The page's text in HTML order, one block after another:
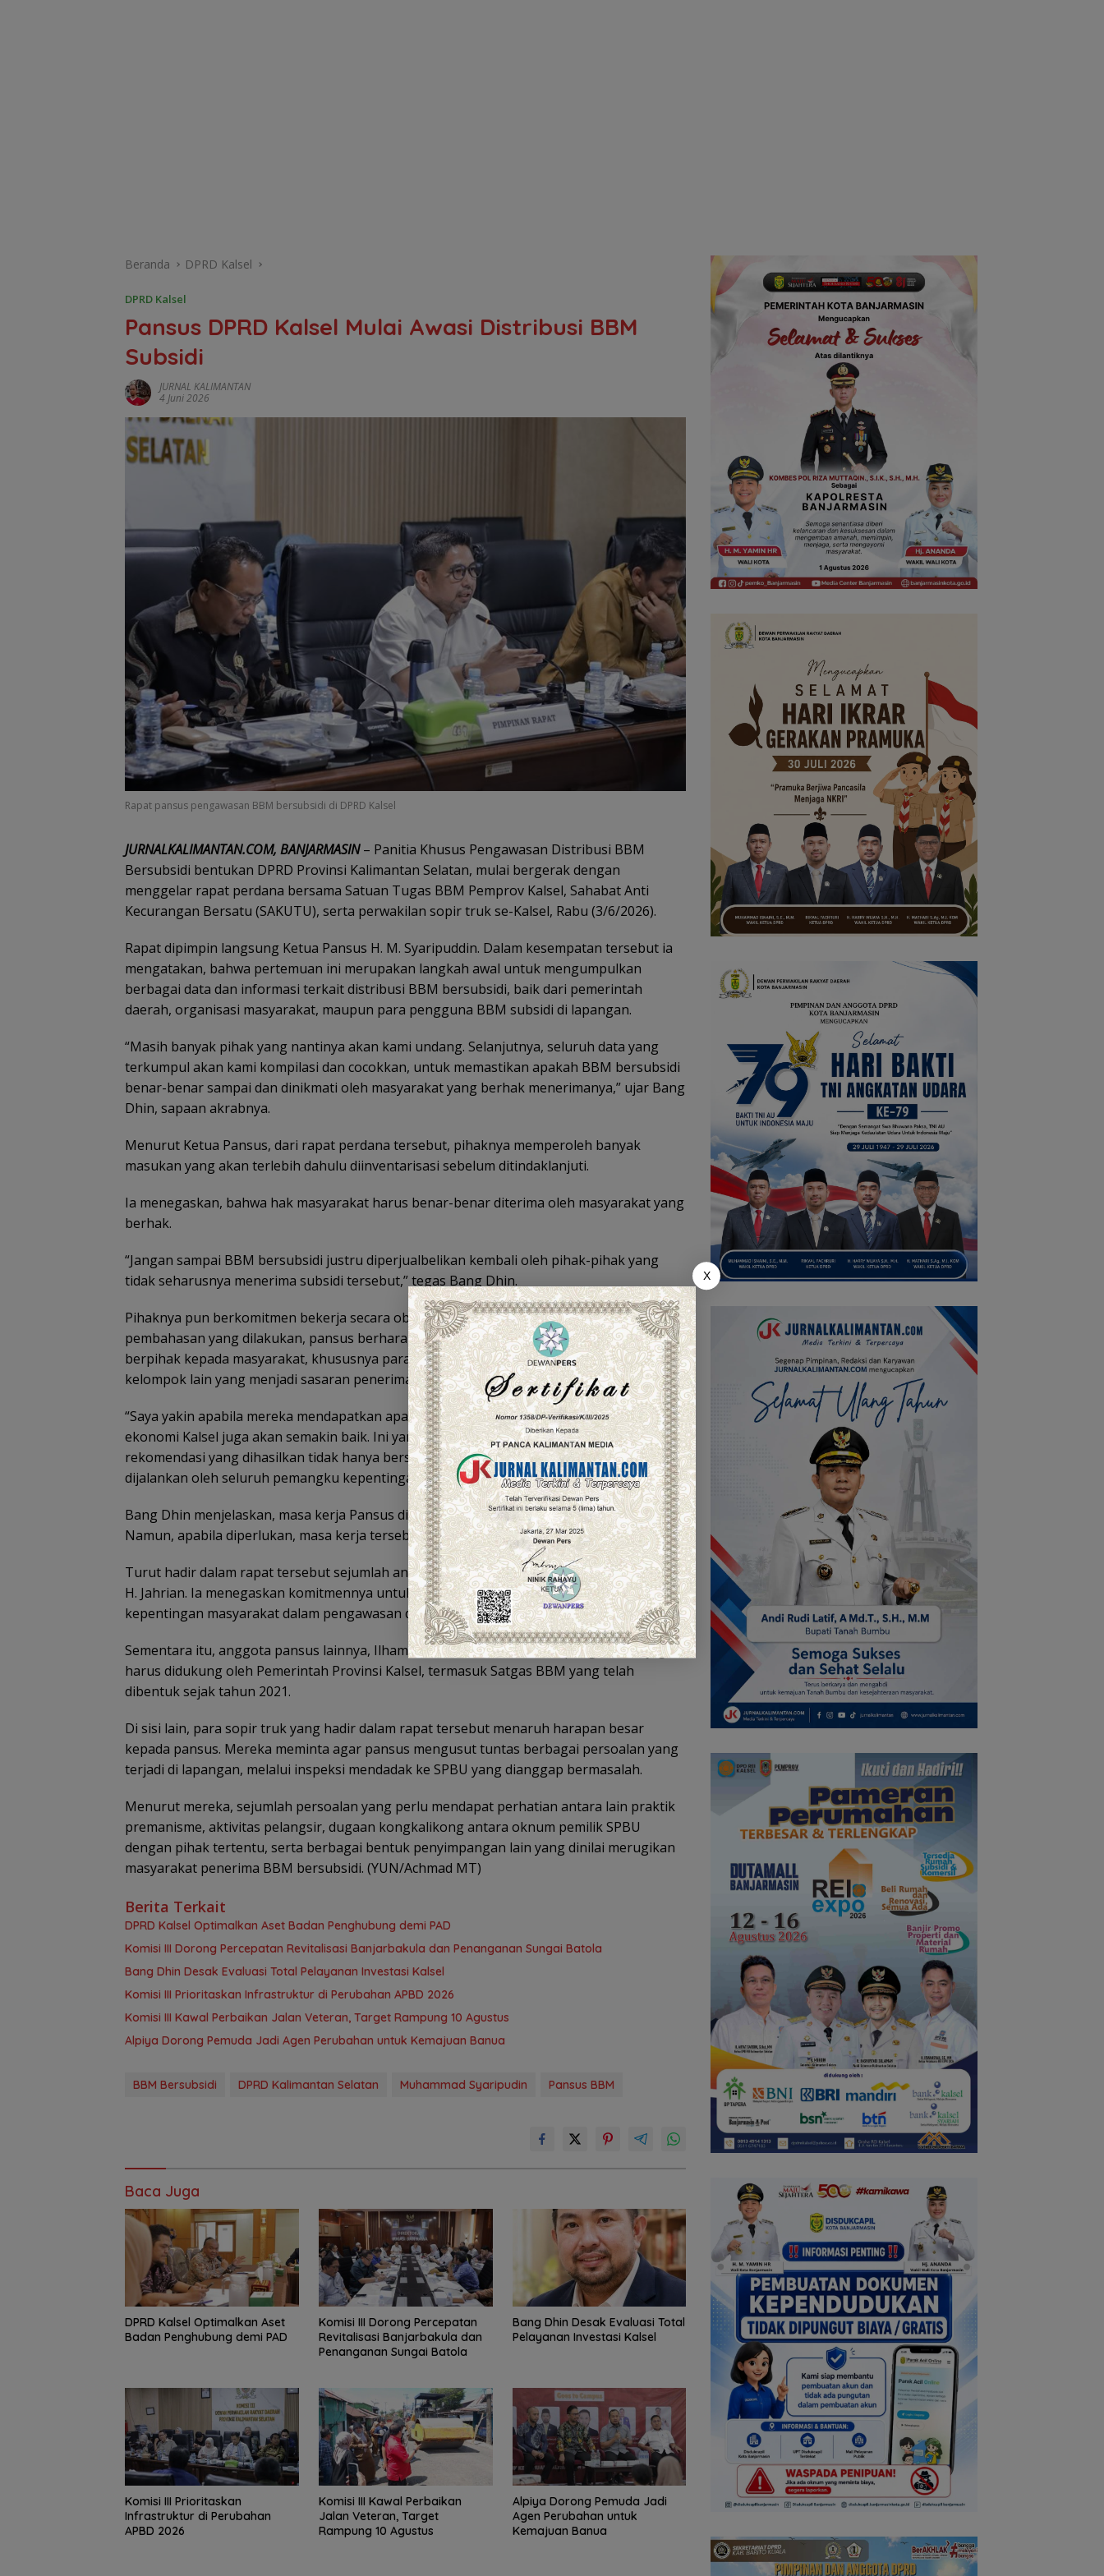
Beranda DPRD Kalsel
DPRD Kalsel
Pansus DPRD Kalsel Mulai Awasi Distribusi BBM
Subsidi
JURNAL KALIMANTAN
4 Juni 2026
Rapat pansus pengawasan BBM bersubsidi di DPRD Kalsel
JURNALKALIMANTAN.COM, BANJARMASIN– Panitia Khusus Pengawasan Distribusi BBM
Bersubsidi bentukan DPRD Provinsi Kalimantan Selatan, mulai bergerak dengan
menggelar rapat perdana bersama Satuan Tugas BBM Pemprov Kalsel, Sahabat Anti
Kecurangan Bersatu (SAKUTU), serta perwakilan sopir truk se-Kalsel, Rabu (3/6/2026).
‎Rapat dipimpin langsung Ketua Pansus H. M. Syaripuddin. ‎Dalam kesempatan tersebut ia
mengatakan, bahwa pertemuan ini merupakan langkah awal untuk mengumpulkan
berbagai data dan informasi terkait distribusi BBM bersubsidi, baik dari pemerintah
daerah, organisasi masyarakat, maupun para pengguna BBM subsidi di lapangan.
‎“Masih banyak pihak yang nantinya akan kami undang. Selanjutnya, seluruh data yang
terkumpul akan kami kompilasi dan cocokkan, untuk memastikan apakah BBM bersubsidi
benar-benar sampai dan dinikmati oleh masyarakat yang berhak menerimanya,” ujar Bang
Dhin, sapaan akrabnya.
‎Menurut Ketua Pansus, dari rapat perdana tersebut, pihaknya memperoleh banyak
masukan yang akan terlebih dahulu diinventarisasi sebelum ditindaklanjuti.
‎Ia menegaskan, bahwa hak masyarakat harus benar-benar diterima oleh masyarakat yang
berhak.
“Jangan sampai BBM bersubsidi justru diperjualbelikan kembali oleh pihak-pihak yang
tidak seharusnya menerima subsidi tersebut,” tegas Bang Dhin.
Pihaknya pun berkomitmen bekerja secara objektif tanpa kepentingan tertentu. Melalui
pembahasan yang dilakukan, pansus berharap dapat menghasilkan rekomendasi yang
berpihak kepada masyarakat, khususnya para sopir, nelayan, petani, pelaku UMKM, dan
kelompok lain yang menjadi sasaran penerima subsidi.
‎“Saya yakin apabila mereka mendapatkan apa yang menjadi haknya, pertumbuhan
ekonomi Kalsel juga akan semakin baik. Ini yang akan kami urai satu per satu. Ke depan,
rekomendasi yang dihasilkan tidak hanya bersifat administratif, tetapi benar-benar dapat
dijalankan oleh seluruh pemangku kepentingan,” katanya.
‎Bang Dhin menjelaskan, masa kerja Pansus direncanakan berlangsung selama satu bulan.
Namun, apabila diperlukan, masa kerja tersebut dapat diperpanjang hingga enam bulan.
‎Turut hadir dalam rapat tersebut sejumlah anggota pansus, termasuk Wakil Ketua Pansus
H. Jahrian. Ia menegaskan komitmennya untuk bersama-sama memperjuangkan
kepentingan masyarakat dalam pengawasan distribusi BBM bersubsidi.
‎Sementara itu, anggota pansus lainnya, Ilham Noor, menilai komitmen pengawasan juga
harus didukung oleh Pemerintah Provinsi Kalsel, termasuk Satgas BBM yang telah
dibentuk sejak tahun 2021.
‎Di sisi lain, para sopir truk yang hadir dalam rapat tersebut menaruh harapan besar
kepada pansus. Mereka meminta agar pansus mengusut tuntas berbagai persoalan yang
terjadi di lapangan, melalui inspeksi mendadak ke SPBU yang dianggap bermasalah.
‎Menurut mereka, sejumlah persoalan yang perlu mendapat perhatian antara lain praktik
premanisme, aktivitas pelangsir, dugaan kongkalikong antara oknum pemilik SPBU
dengan pihak tertentu, serta berbagai bentuk penyimpangan lain yang dinilai merugikan
masyarakat penerima BBM bersubsidi. (YUN/Achmad MT)
Berita Terkait
‎DPRD Kalsel Optimalkan Aset Badan Penghubung demi PAD
‎Komisi III Dorong Percepatan Revitalisasi Banjarbakula dan Penanganan Sungai Batola
‎Bang Dhin Desak Evaluasi Total Pelayanan Investasi Kalsel
‎Komisi III Prioritaskan Infrastruktur di Perubahan APBD 2026
Komisi III Kawal Perbaikan Jalan Veteran, Target Rampung 10 Agustus
‎Alpiya Dorong Pemuda Jadi Agen Perubahan untuk Kemajuan Banua ‎
BBM Bersubsidi DPRD Kalimantan Selatan Muhammad Syaripudin Pansus BBM
Baca Juga
‎DPRD Kalsel Optimalkan Aset
Badan Penghubung demi PAD
‎Komisi III Dorong Percepatan
Revitalisasi Banjarbakula dan
Penanganan Sungai Batola
‎Bang Dhin Desak Evaluasi Total
Pelayanan Investasi Kalsel
‎Komisi III Prioritaskan
Infrastruktur di Perubahan
APBD 2026
Komisi III Kawal Perbaikan
Jalan Veteran, Target
Rampung 10 Agustus
‎Alpiya Dorong Pemuda Jadi
Agen Perubahan untuk
Kemajuan Banua ‎
X